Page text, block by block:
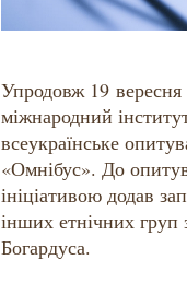
Упродовж 19
міжнародний
всеукраїнське
«Омнібус». До
ініціативою додав
інших етнічних груп
Богардуса.